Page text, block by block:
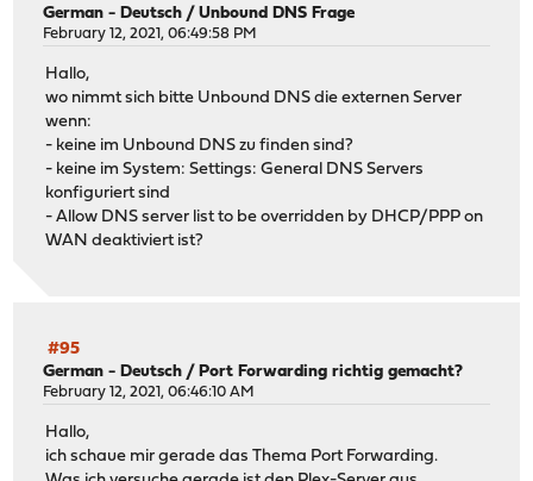
German - Deutsch /Unbound DNS Frage
February 12, 2021, 06:49:58 PM
Hallo,
wo nimmt sich bitte Unbound DNS die externen Server
wenn:
- keine im Unbound DNS zu finden sind?
- keine im System: Settings: General DNS Servers
konfiguriert sind
- Allow DNS server list to be overridden by DHCP/PPP on
WAN deaktiviert ist?
#95
German - Deutsch / Port Forwarding richtig gemacht?
February 12, 2021, 06:46:10 AM
Hallo,
ich schaue mir gerade das Thema Port Forwarding.